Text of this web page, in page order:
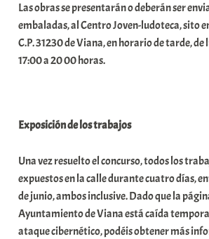
t
a
t
e
Las obras se presentarán o deberán ser
embaladas, al Centro Joven-ludoteca, sito
C.P. 31230 de Viana, en horario de tarde, de
17:00 a 20 00 horas.
Exposición de los trabajos
Una vez resuelto el concurso, todos los
expuestos en la calle durante cuatro días,
de junio, ambos inclusive. Dado que la
Ayuntamiento de Viana está caída
ataque cibernético, podéis obtener más